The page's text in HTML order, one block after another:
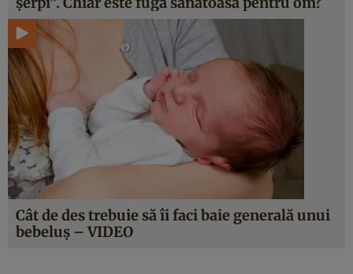
Cât de des trebuie să îi faci baie generală unui
bebeluş – VIDEO